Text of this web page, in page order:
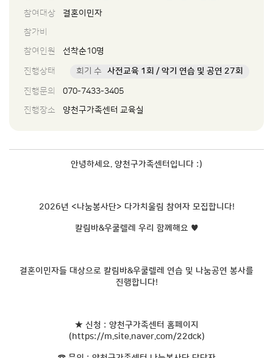
참여대상
결혼이민자
참가비
참여인원
선착순10명
진행상태 회기 수 사전교육 1회 / 악기 연습 및 공연 27회
진행문의
070-7433-3405
진행장소
양천구가족센터 교육실
안녕하세요. 양천구가족센터입니다 :)
2026년 <나눔봉사단> 다가치울림 참여자 모집합니다!
칼림바&우쿨렐레 우리 함께해요 ♥
결혼이민자들 대상으로 칼림바&우쿨렐레 연습 및 나눔공연 봉사를
진행합니다!
★ 신청 : 양천구가족센터 홈페이지
(https://m.site.naver.com/22dck)